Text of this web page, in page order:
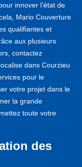
innover l’état de
Mario Couverture
qualifiantes et
aux plusieurs
contactez
dans Courzieu
pour le
votre projet dans le
la grande
toute votre
des